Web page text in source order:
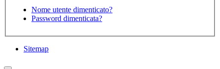
Nome utente dimenticato?
Password dimenticata?
Sitemap